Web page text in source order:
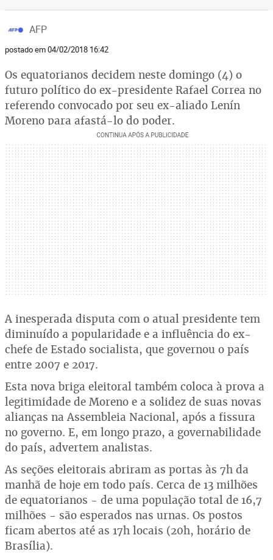
AFP
postado em 04/02/2018 16:42
Os equatorianos decidem neste domingo (4) o
futuro político do ex-presidente Rafael Correa no
referendo convocado por seu ex-aliado Lenín
Moreno para afastá-lo do poder.
A inesperada disputa com o atual presidente tem
diminuído a popularidade e a influência do ex-
chefe de Estado socialista, que governou o país
entre 2007 e 2017.
Esta nova briga eleitoral também coloca à prova a
legitimidade de Moreno e a solidez de suas novas
alianças na Assembleia Nacional, após a fissura
no governo. E, em longo prazo, a governabilidade
do país, advertem analistas.
As seções eleitorais abriram as portas às 7h da
manhã de hoje em todo país. Cerca de 13 milhões
de equatorianos - de uma população total de 16,7
milhões - são esperados nas urnas. Os postos
ficam abertos até as 17h locais (20h, horário de
Brasília).